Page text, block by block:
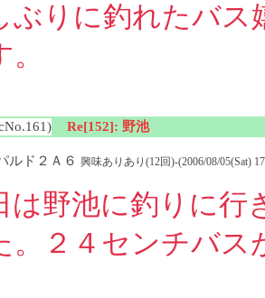
ぶりに釣れたバス
Re[152]: 野池
ルド２Ａ６ 興味ありあり(12回)-(2006/08/05(Sat)
は野池に釣りに行
。２４センチバス